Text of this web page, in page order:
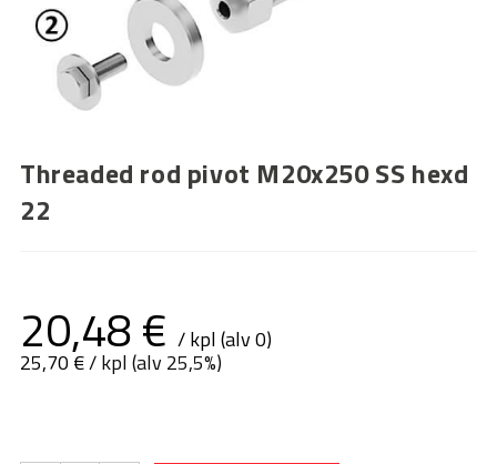
Threaded rod pivot M20x250 SS hexd
22
20,48€ / kpl (alv 0)
25,70 €/ kpl (alv 25,5%)